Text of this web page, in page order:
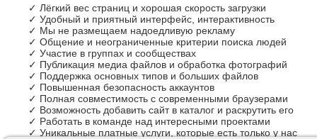
✓ Лёгкий вес страниц и хорошая скорость загрузки
✓ Удобный и приятный интерфейс, интерактивность
✓ Мы не размещаем надоедливую рекламу
✓ Общение и неограниченные критерии поиска людей
✓ Участие в группах и сообществах
✓ Публикация медиа файлов и обработка фотографий
✓ Поддержка основных типов и больших файлов
✓ Повышенная безопасность аккаунтов
✓ Полная совместимость с современными браузерами
✓ Возможность добавить сайт в каталог и раскрутить его
✓ Работать в команде над интересными проектами
✓ Уникальные платные услуги, которые есть только у нас